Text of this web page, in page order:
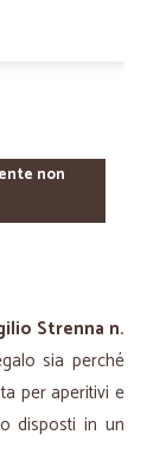
non
Strenna n.
sia perché
per aperitivi e
disposti in un